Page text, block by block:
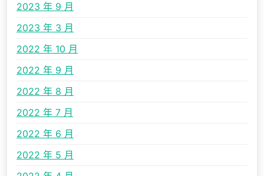
2023 年 9 月
2023 年 3 月
2022 年 10 月
2022 年 9 月
2022 年 8 月
2022 年 7 月
2022 年 6 月
2022 年 5 月